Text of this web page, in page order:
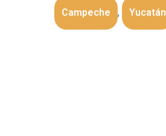
Campeche , Yucatán